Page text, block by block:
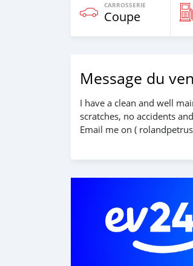
CARROSSERIE
Coupe
Message du
I have a clean and well
scratches, no accidents
Email me on (